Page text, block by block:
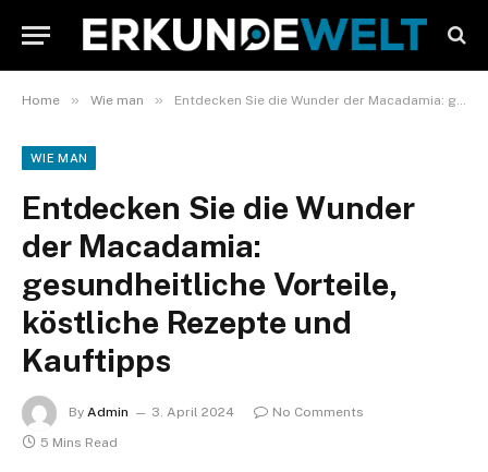
Home » Wie man » Entdecken Sie die Wunder der Macadamia: gesundheitliche Vorteile, köstliche Rezepte und Kauftipps
WIE MAN
Entdecken Sie die Wunder
der Macadamia:
gesundheitliche Vorteile,
köstliche Rezepte und
Kauftipps
By Admin 3. April 2024
No Comments
5 Mins Read